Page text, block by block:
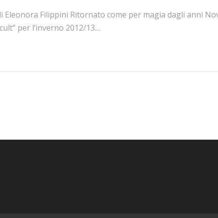
Eleonora Filippini Ritornato come per magia dagli anni
per l’inverno 2012/13....